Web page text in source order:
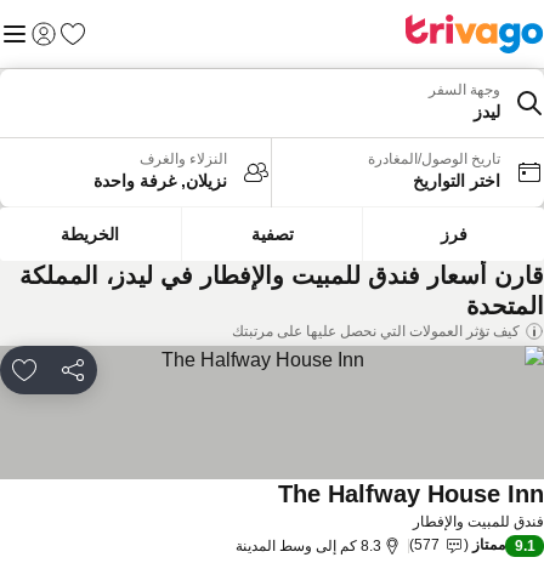
المفضلة
تسجيل
وجهة السفر
ليدز
تاريخ الوصول/المغادرة
اختر التواريخ
النزلاء والغرف
نزيلان, غرفة واحدة
فرز تصفية الخريطة
أسعار فندق للمبيت والإفطار في ليدز، المملكة
كيف تؤثر العمولات التي نحصل عليها على مرتبتك
مشاركة
للمبيت والإفطار
The Halfway House
9.1 ممتاز 577 8.3 كم إلى وسط المدينة